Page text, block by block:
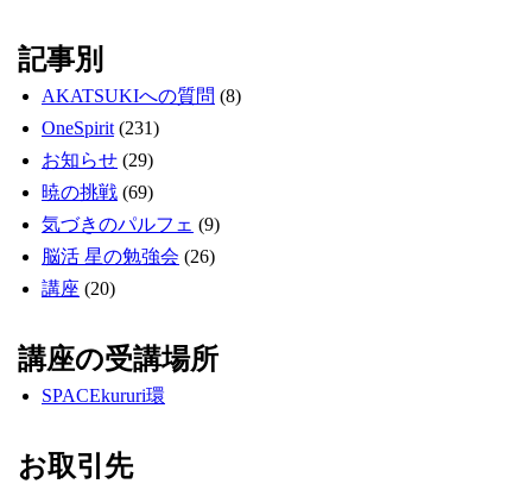
記事別
AKATSUKIへの質問 (8)
OneSpirit (231)
お知らせ (29)
暁の挑戦 (69)
気づきのパルフェ (9)
脳活 星の勉強会 (26)
講座 (20)
講座の受講場所
SPACEkururi環
お取引先